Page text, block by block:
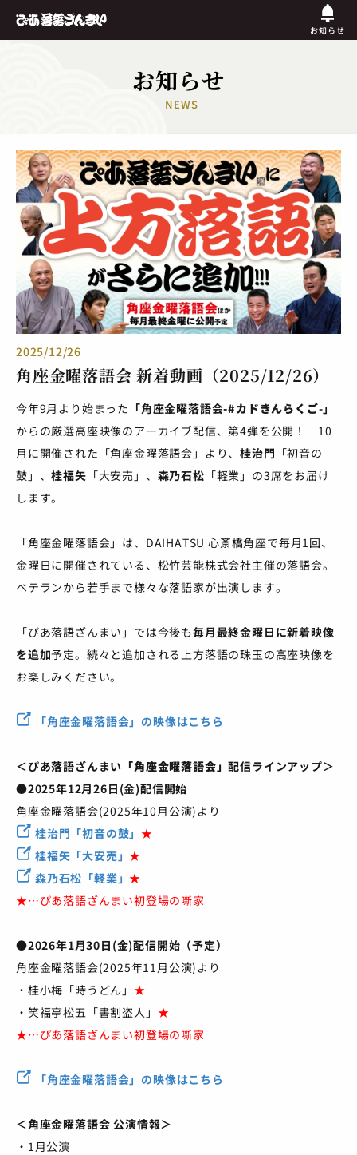
お知らせ
お知らせ
NEWS
2025/12/26
角座金曜落語会 新着動画（2025/12/26）
今年9月より始まった 「角座金曜落語会-#カドきんらくご-」
からの厳選高座映像のアーカイブ配信、第4弾を公開！ 10
月に開催された「角座金曜落語会」より、桂治門 「初音の
鼓」、桂福矢 「大安売」、 森乃石松 「軽業」の3席をお届け
します。
「角座金曜落語会」は、DAIHATSU 心斎橋角座で毎月1回、
金曜日に開催されている、松竹芸能株式会社主催の落語会。
ベテランから若手まで様々な落語家が出演します。
「ぴあ落語ざんまい」では今後も毎月最終金曜日に新着映像
を追加予定。続々と追加される上方落語の珠玉の高座映像を
お楽しみください。
「角座金曜落語会」の映像はこちら
＜ぴあ落語ざんまい 「角座金曜落語会」配信ラインアップ＞
●2025年12月26日(金)配信開始
角座金曜落語会(2025年10月公演)より
桂治門「初音の鼓」★
桂福矢「大安売」★
森乃石松「軽業」★
★…ぴあ落語ざんまい初登場の噺家
●2026年1月30日(金)配信開始（予定）
角座金曜落語会(2025年11月公演)より
・桂小梅「時うどん」★
・笑福亭松五「書割盗人」 ★
★…ぴあ落語ざんまい初登場の噺家
「角座金曜落語会」の映像はこちら
＜角座金曜落語会 公演情報＞
・1月公演